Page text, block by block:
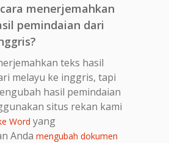
menerjemahkan
pemindaian dari
teks hasil
melayu ke inggris, tapi
hasil pemindaian
situs rekan kami
Word yang
Anda mengubah dokumen